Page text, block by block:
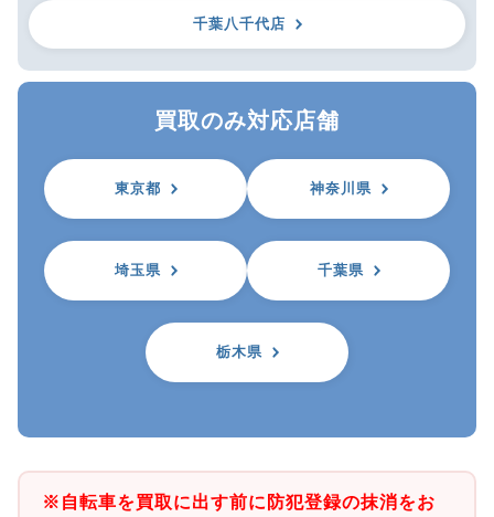
千葉八千代店
買取のみ対応店舗
東京都 神奈川県
埼玉県 千葉県
栃木県
※自転車を買取に出す前に防犯登録の抹消をお